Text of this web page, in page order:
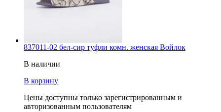
837011-02 бел-сир туфли комн. женская Войлок
В наличии
В корзину
Цены доступны только зарегистрированным и
авторизованным пользователям